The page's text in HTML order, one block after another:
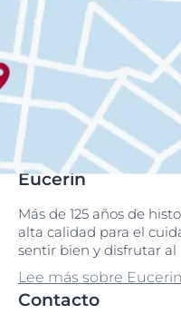
Eucerin
Más de 125 años de
alta calidad para el
sentir bien y disfrutar al
Lee más sobre Eucerin
Contacto